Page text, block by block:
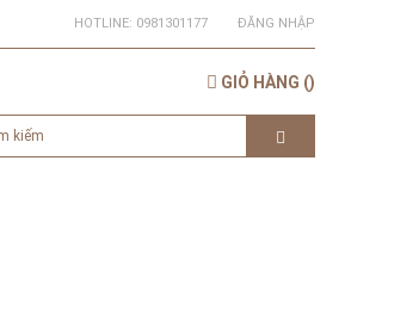
HOTLINE: 0981301177 ĐĂNG NHẬP
GIỎ HÀNG ()